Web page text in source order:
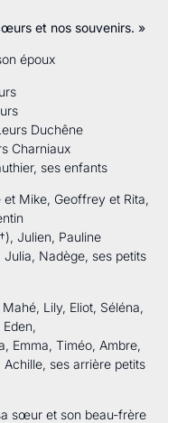
et nos souvenirs. »
époux
Duchêne
Charniaux
ses enfants
Mike, Geoffrey et Rita,
Julien, Pauline
Nadège, ses petits
Lily, Eliot, Séléna,
Emma, Timéo, Ambre,
ses arrière petits
sœur et son beau-frère